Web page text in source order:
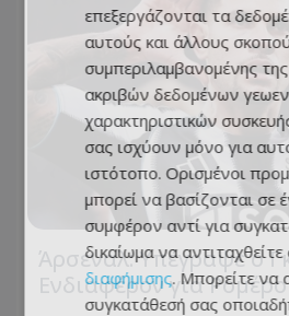
Άρσεναλ: Υπέγραψε ο
Ενδιαφέρον για Ρομέρο
επεξεργάζονται τα
αυτούς και άλλους
συμπεριλαμβανομένης
ακριβών δεδομένων
χαρακτηριστικών
σας ισχύουν μόνο για
ιστότοπο. Ορισμένοι
μπορεί να βασίζονται σε
συμφέρον αντί για
δικαίωμα να αντιταχθείτε
διαφήμισης. Μπορείτε να
συγκατάθεσή σας